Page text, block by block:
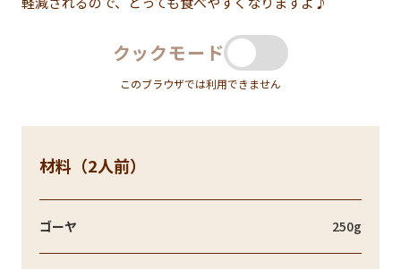
クックモード
このブラウザでは利用できません
材料（2人前）
ゴーヤ 250g